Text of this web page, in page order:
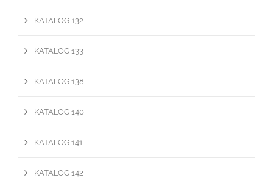
KATALOG 132
KATALOG 133
KATALOG 138
KATALOG 140
KATALOG 141
KATALOG 142